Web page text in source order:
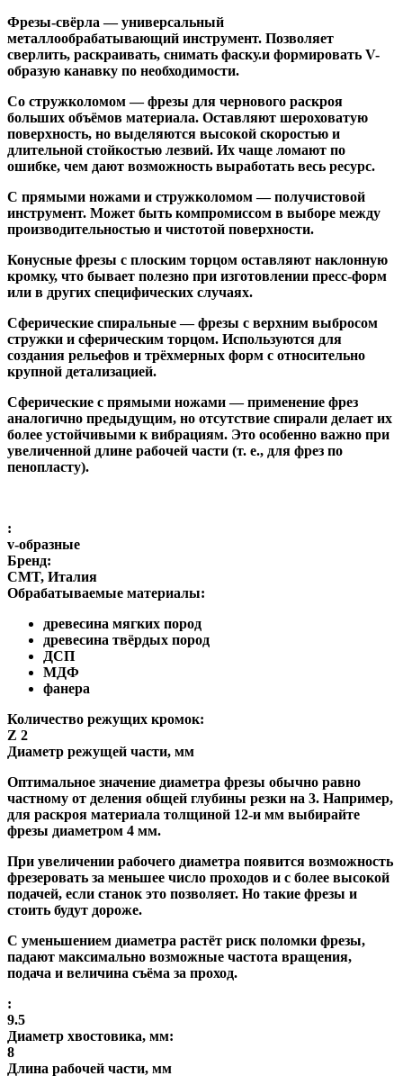
Фрезы-свёрла — универсальный
металлообрабатывающий инструмент. Позволяет
сверлить, раскраивать, снимать фаску.и формировать V-
образую канавку по необходимости.
Со стружколомом— фрезы для чернового раскроя
больших объёмов материала. Оставляют шероховатую
поверхность, но выделяются высокой скоростью и
длительной стойкостью лезвий. Их чаще ломают по
ошибке, чем дают возможность выработать весь ресурс.
С прямыми ножами и стружколомом— получистовой
инструмент. Может быть компромиссом в выборе между
производительностью и чистотой поверхности.
Конусные фрезы с плоским торцом оставляют наклонную
кромку, что бывает полезно при изготовлении пресс-форм
или в других специфических случаях.
Сферические спиральные— фрезы с верхним выбросом
стружки и сферическим торцом. Используются для
создания рельефов и трёхмерных форм с относительно
крупной детализацией.
Сферические с прямыми ножами— применение фрез
аналогично предыдущим, но отсутствие спирали делает их
более устойчивыми к вибрациям. Это особенно важно при
увеличенной длине рабочей части (т. е., для фрез по
пенопласту).
:
v-образные
Бренд:
CMT, Италия
Обрабатываемые материалы:
древесина мягких пород
древесина твёрдых пород
ДСП
МДФ
фанера
Количество режущих кромок:
Z 2
Диаметр режущей части, мм
Оптимальное значение диаметра фрезы обычно равно
частному от деления общей глубины резки на 3. Например,
для раскроя материала толщиной 12-и мм выбирайте
фрезы диаметром 4 мм.
При увеличении рабочего диаметра появится возможность
фрезеровать за меньшее число проходов и с более высокой
подачей, если станок это позволяет. Но такие фрезы и
стоить будут дороже.
С уменьшением диаметра растёт риск поломки фрезы,
падают максимально возможные частота вращения,
подача и величина съёма за проход.
:
9.5
Диаметр хвостовика, мм:
8
Длина рабочей части, мм